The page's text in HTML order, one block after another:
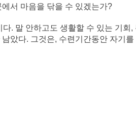
서 마음을 닦을 수 있겠는가?
. 말 안하고도 생활할 수 있는 기회
았다. 그것은, 수련기간동안 자기를